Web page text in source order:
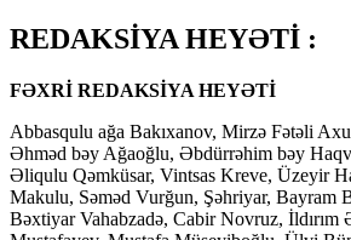
REDAKSİYA HEYƏTİ :
FƏXRİ REDAKSİYA HEYƏTİ
Abbasqulu ağa Bakıxanov, Mirzə Fətəli
Əhməd bəy Ağaoğlu, Əbdürrəhim bəy
Əliqulu Qəmküsar, Vintsas Kreve, Üzeyir
Makulu, Səməd Vurğun, Şəhriyar, Bayram
Bəxtiyar Vahabzadə, Cabir Novruz,